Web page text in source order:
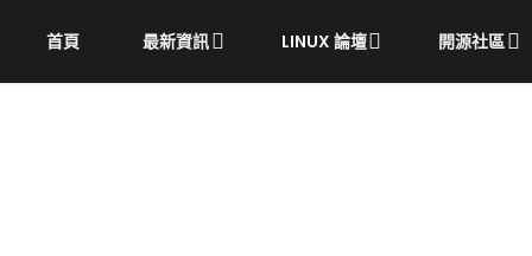
首頁 最新資訊 LINUX 論壇 開源社區